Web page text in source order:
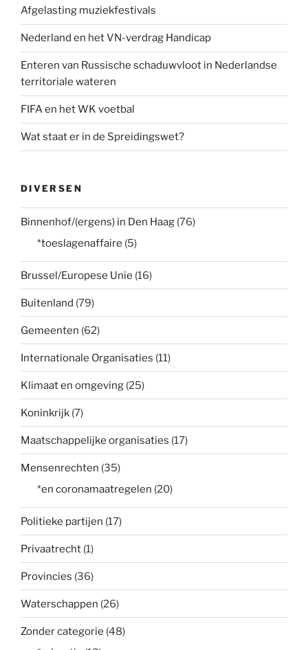
Afgelasting muziekfestivals
Nederland en het VN-verdrag Handicap
Enteren van Russische schaduwvloot in Nederlandse
territoriale wateren
FIFA en het WK voetbal
Wat staat er in de Spreidingswet?
DIVERSEN
Binnenhof/(ergens) in Den Haag (76)
*toeslagenaffaire (5)
Brussel/Europese Unie (16)
Buitenland (79)
Gemeenten (62)
Internationale Organisaties (11)
Klimaat en omgeving (25)
Koninkrijk (7)
Maatschappelijke organisaties (17)
Mensenrechten (35)
*en coronamaatregelen (20)
Politieke partijen (17)
Privaatrecht (1)
Provincies (36)
Waterschappen (26)
Zonder categorie (48)